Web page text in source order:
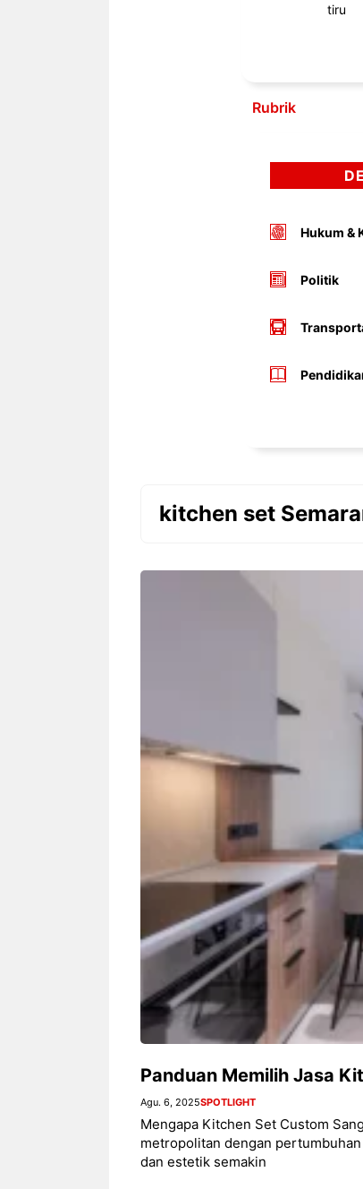
tiru
Rubrik
Hukum &
Politik
kitchen set
Panduan Memilih Jasa
Agu. 6, 2025SPOTLIGHT
Mengapa Kitchen Set Custom
metropolitan dengan
dan estetik semakin
dan Vicky Prasetyo, kini merambah
dunia kuliner dengan membuka
Prasetyo Buka Restoran
Ayam Panggang! Cuma Rp
15 Ribu, Resep Rahasia
tahun
eat